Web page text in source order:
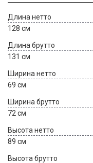
Длина нетто
128 см
Длина брутто
131 см
Ширина нетто
69 см
Ширина брутто
72 см
Высота нетто
89 см
Высота брутто